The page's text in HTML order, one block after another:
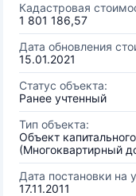
Кадастровая
1 801 186,57
Дата обновления
15.01.2021
Статус объекта:
Ранее учтенный
Тип объекта:
Объект
(Многоквартирный
Дата постановки на
17.11.2011